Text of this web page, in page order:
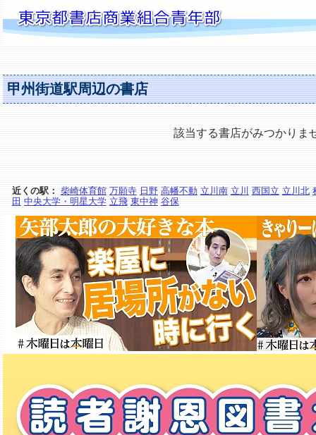
甲州街道駅周辺の書店
該当する書店がみつかりま
近くの駅： 柴崎体育館 万願寺 日野 高幡不動 立川南 立川 西国立 立川北
田 中央大学・明星大学 立飛 東中神 谷保